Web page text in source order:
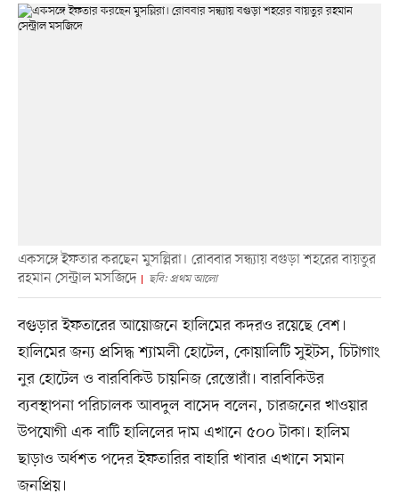
একসঙ্গে ইফতার করছেন মুসল্লিরা। রোববার সন্ধ্যায় বগুড়া শহরের বায়তুর
রহমান সেন্ট্রাল মসজিদে
ছবি: প্রথম আলো
বগুড়ার ইফতারের আয়োজনে হালিমের কদরও রয়েছে বেশ।
হালিমের জন্য প্রসিদ্ধ শ্যামলী হোটেল, কোয়ালিটি সুইটস, চিটাগাং
নুর হোটেল ও বারবিকিউ চায়নিজ রেস্তোরাঁ। বারবিকিউর
ব্যবস্থাপনা পরিচালক আবদুল বাসেদ বলেন, চারজনের খাওয়ার
উপযোগী এক বাটি হালিলের দাম এখানে ৫০০ টাকা। হালিম
ছাড়াও অর্ধশত পদের ইফতারির বাহারি খাবার এখানে সমান
জনপ্রিয়।